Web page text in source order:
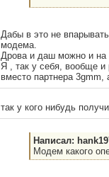
Дабы в это не
модема.
Дрова и даш можно и на
Я , так у себя, вообще
вместо партнера 3gmm,
так у кого нибудь
Написал:
Модем какого